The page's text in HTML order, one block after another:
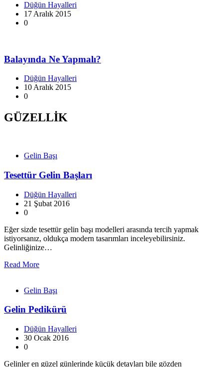
Düğün Hayalleri
17 Aralık 2015
0
Balayında Ne Yapmalı?
Düğün Hayalleri
10 Aralık 2015
0
GÜZELLİK
Gelin Başı
Tesettür Gelin Başları
Düğün Hayalleri
21 Şubat 2016
0
Eğer sizde tesettür gelin başı modelleri arasında tercih yapmak
istiyorsanız, oldukça modern tasarımları inceleyebilirsiniz.
Gelinliğinize…
Read More
Gelin Başı
Gelin Pedikürü
Düğün Hayalleri
30 Ocak 2016
0
Gelinler en güzel günlerinde küçük detayları bile gözden